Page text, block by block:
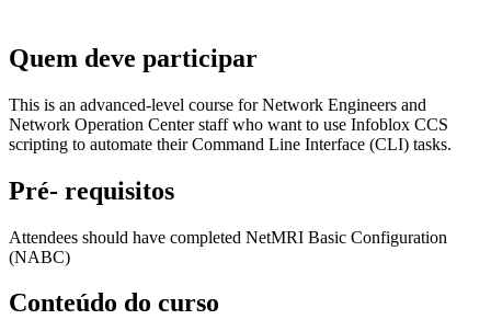
Quem deve participar
This is an advanced-level course for Network Engineers and
Network Operation Center staff who want to use Infoblox CCS
scripting to automate their Command Line Interface (CLI) tasks.
Pré- requisitos
Attendees should have completed NetMRI Basic Configuration
(NABC)
Conteúdo do curso